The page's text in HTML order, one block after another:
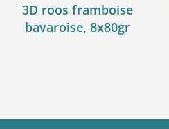
3D roos framboise
bavaroise, 8x80gr